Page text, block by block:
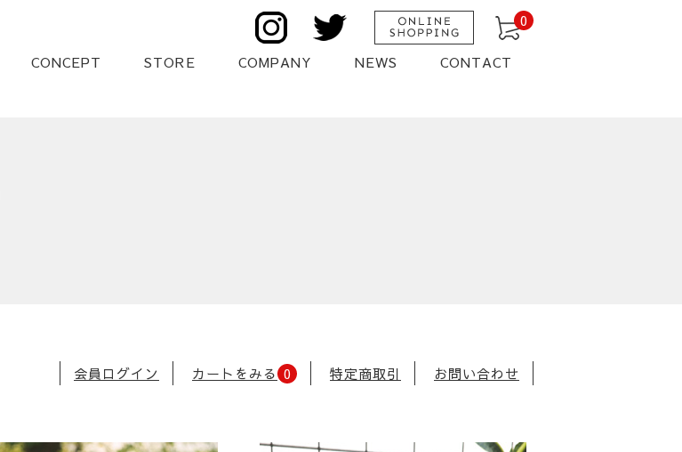
CONCEPT STORE COMPANY NEWS CONTACT
0
会員ログイン カートをみる 0 特定商取引 お問い合わせ